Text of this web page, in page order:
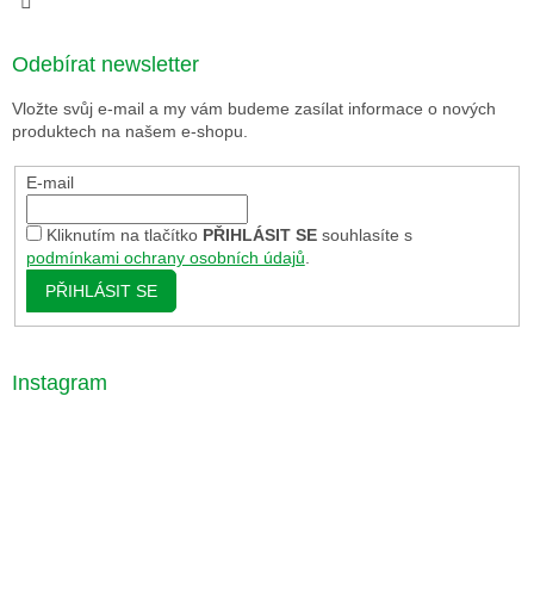
Odebírat newsletter
Vložte svůj e-mail a my vám budeme zasílat informace o nových
produktech na našem e-shopu.
E-mail
Kliknutím na tlačítko PŘIHLÁSIT SEsouhlasíte s
podmínkami ochrany osobních údajů.
PŘIHLÁSIT SE
Instagram